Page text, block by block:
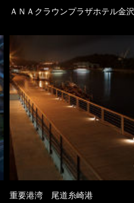
ＡＮＡクラウンプラザホテル金沢
重要港湾 尾道糸崎港